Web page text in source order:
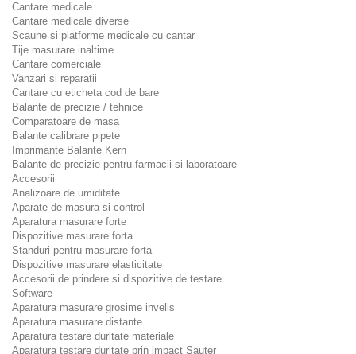
Cantare medicale
Cantare medicale diverse
Scaune si platforme medicale cu cantar
Tije masurare inaltime
Cantare comerciale
Vanzari si reparatii
Cantare cu eticheta cod de bare
Balante de precizie / tehnice
Comparatoare de masa
Balante calibrare pipete
Imprimante Balante Kern
Balante de precizie pentru farmacii si laboratoare
Accesorii
Analizoare de umiditate
Aparate de masura si control
Aparatura masurare forte
Dispozitive masurare forta
Standuri pentru masurare forta
Dispozitive masurare elasticitate
Accesorii de prindere si dispozitive de testare
Software
Aparatura masurare grosime invelis
Aparatura masurare distante
Aparatura testare duritate materiale
Aparatura testare duritate prin impact Sauter